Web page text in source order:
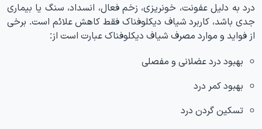
درد به دلیل عفونت، خونریزی، زخم فعال، انسداد، سنگ یا بیماری
جدی باشد، کاربرد شیاف دیکلوفناک فقط کاهش علائم است. برخی
از فواید و موارد مصرف شیاف دیکلوفناک عبارت است از:
بهبود درد عضلانی و مفصلی
بهبود کمر درد
تسکین گردن درد